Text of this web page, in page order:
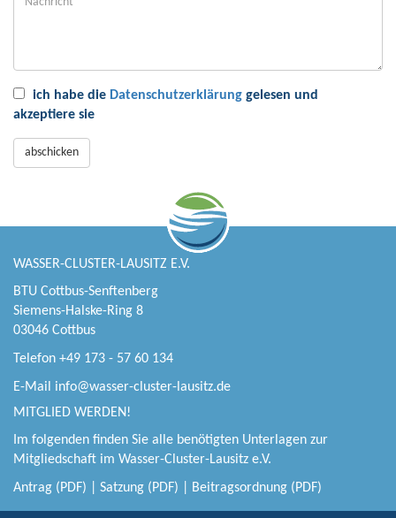
ich habe die Datenschutzerklärung gelesen und
akzeptiere sie
abschicken
WASSER-CLUSTER-LAUSITZ E.V.
BTU Cottbus-Senftenberg
Siemens-Halske-Ring 8
03046 Cottbus
Telefon +49 173 - 57 60 134
E-Mail info@wasser-cluster-lausitz.de
MITGLIED WERDEN!
Im folgenden finden Sie alle benötigten Unterlagen zur
Mitgliedschaft im Wasser-Cluster-Lausitz e.V.
Antrag (PDF)
Satzung (PDF) Beitragsordnung (PDF)